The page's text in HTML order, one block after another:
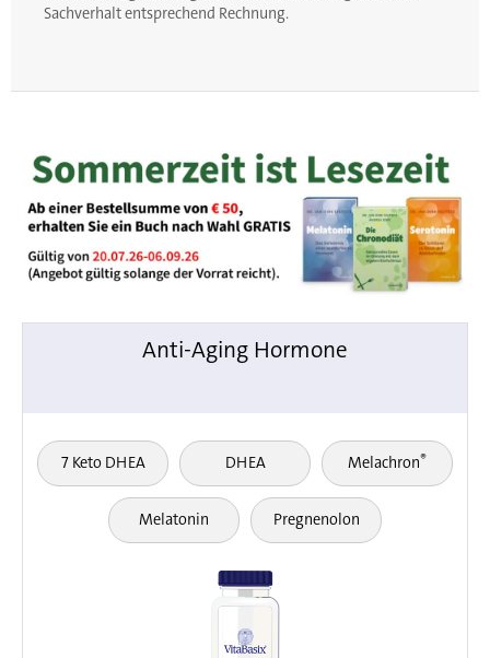
Sachverhalt entsprechend Rechnung.
Anti-Aging Hormone
7 Keto DHEA DHEA Melachron®
Melatonin Pregnenolon